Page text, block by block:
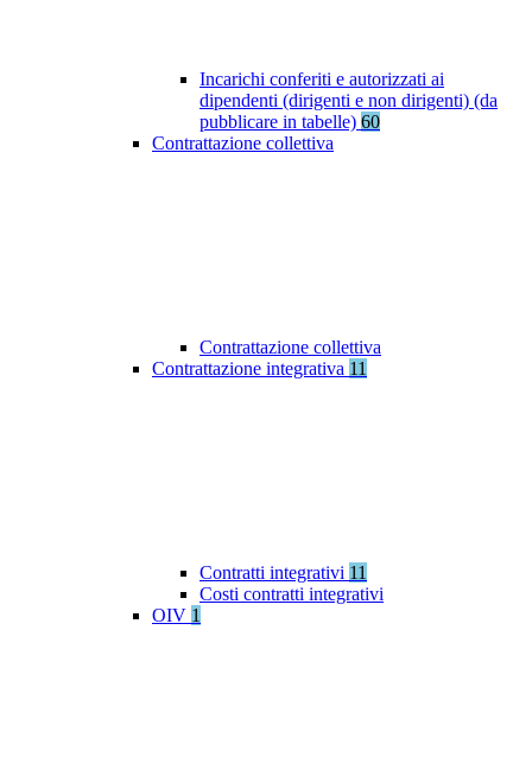
Incarichi conferiti e autorizzati ai
dipendenti (dirigenti e non dirigenti) (da
pubblicare in tabelle) 60
Contrattazione collettiva
Contrattazione collettiva
Contrattazione integrativa 11
Contratti integrativi 11
Costi contratti integrativi
OIV 1